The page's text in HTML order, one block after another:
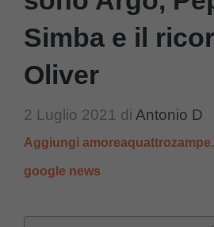
Simba e il
Oliver
2 Luglio 2021 di Antonio D
Aggiungi
google news